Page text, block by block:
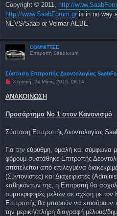
Copyright © 2011, http://
http://www.SaabForum.gr is in no way
NEVS/Saab or Velmar ΑΕΒΕ
COMMITTEE
Επιτροπή Saabforum
Σύσταση Επιτροπής Δεοντολογίας
Μ
α
ν
ν
σ
μ
η
δ
η
μ
ο
σ
ί
ε
υ
σ
η
Κυριακή, 24 Μάιος 2015, 08:14
ΑΝΑΚΟΙΝΩΣΗ
Προσάρτημα Νο 1 στον Κανονισμό
Σύσταση Επιτροπής Δεοντολογίας
Για την εύρυθμη, ομαλή και σύμφωνα
φόρουμ συστάθηκε Επιτροπής
αποτελείται από επιλεγμένα
(Συντονιστές) και Διαχειριστές
καθηκόντων της, η Επιτροπή θα
συμπεριφορές μελών σε σχέση με τον
Επιτροπής θα μπορούν να επισύρουν
την μερική/πλήρη διαγραφή μέλους/